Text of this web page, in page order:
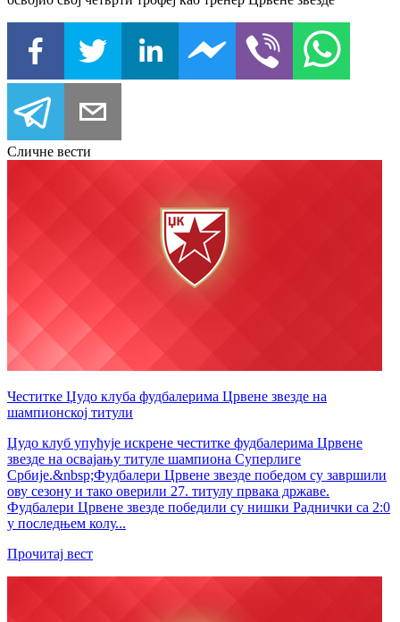
Сличне вести
Честитке Џудо клуба фудбалерима Црвене звезде на
шампионској титули
Џудо клуб упућује искрене честитке фудбалерима Црвене
звезде на освајању титуле шампиона Суперлиге
Србије.&nbsp;Фудбалери Црвене звезде победом су завршили
ову сезону и тако оверили 27. титулу првака државе.
Фудбалери Црвене звезде победили су нишки Раднички са 2:0
у последњем колу...
Прочитај вест